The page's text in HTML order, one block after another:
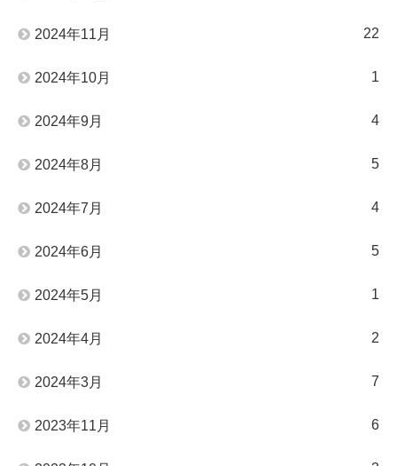
2024年11月 22
2024年10月 1
2024年9月 4
2024年8月 5
2024年7月 4
2024年6月 5
2024年5月 1
2024年4月 2
2024年3月 7
2023年11月 6